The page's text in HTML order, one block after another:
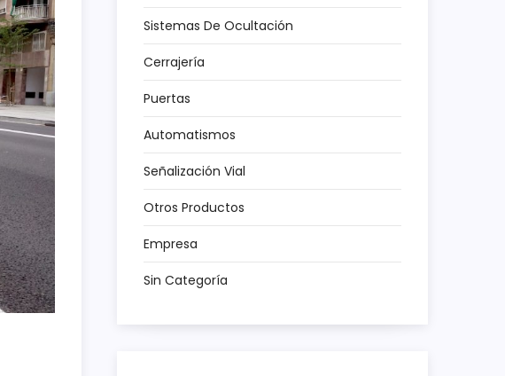
Sistemas De Ocultación
Cerrajería
Puertas
Automatismos
Señalización Vial
Otros Productos
Empresa
Sin Categoría